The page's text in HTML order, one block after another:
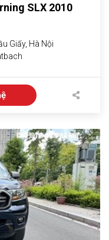
SLX 2010
Giấy, Hà Nội